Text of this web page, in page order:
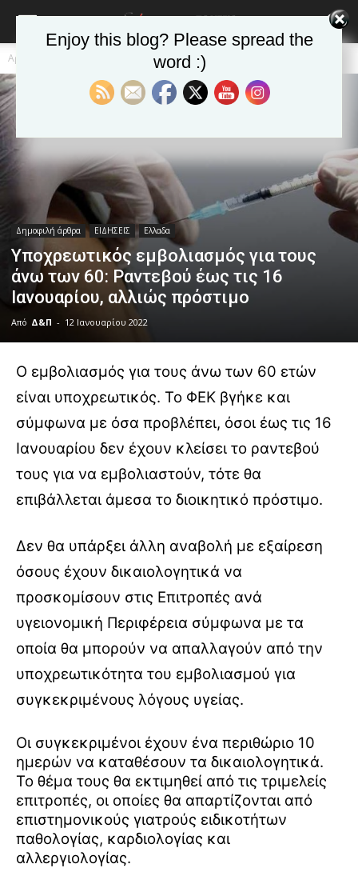
Αρχική
Δημοφιλή άρθρα ΕΙΔΗΣΕΙΣ Ελλαδα
Υποχρεωτικός εμβολιασμός για τους
άνω των 60: Ραντεβού έως τις 16
Ιανουαρίου, αλλιώς πρόστιμο
Από Δ&Π - 12 Ιανουαρίου 2022
lesbians
cam
desi
xxx
brandi
teaches
meaning
pornhun
Ο εμβολιασμός για τους άνω των 60 ετών
είναι υποχρεωτικός. Το ΦΕΚ βγήκε και
σύμφωνα με όσα προβλέπει, όσοι έως τις 16
Ιανουαρίου δεν έχουν κλείσει το ραντεβού
τους για να εμβολιαστούν, τότε θα
επιβάλλεται άμεσα το διοικητικό πρόστιμο.
Δεν θα υπάρξει άλλη αναβολή με εξαίρεση
όσους έχουν δικαιολογητικά να
προσκομίσουν στις Επιτροπές ανά
υγειονομική Περιφέρεια σύμφωνα με τα
οποία θα μπορούν να απαλλαγούν από την
υποχρεωτικότητα του εμβολιασμού για
συγκεκριμένους λόγους υγείας.
Οι συγκεκριμένοι έχουν ένα περιθώριο 10
ημερών να καταθέσουν τα δικαιολογητικά.
Το θέμα τους θα εκτιμηθεί από τις τριμελείς
επιτροπές, οι οποίες θα απαρτίζονται από
επιστημονικούς γιατρούς ειδικοτήτων
παθολογίας, καρδιολογίας και
αλλεργιολογίας.
Enjoy this blog? Please spread the
word :)